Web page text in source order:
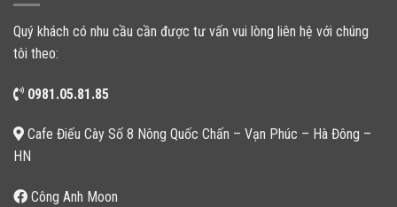
Quý khách có nhu cầu cần được tư vấn vui lòng liên hệ với chúng
tôi theo:
0981.05.81.85
Cafe Điếu Cày Số 8 Nông Quốc Chấn – Vạn Phúc – Hà Đông –
HN
Công Anh Moon